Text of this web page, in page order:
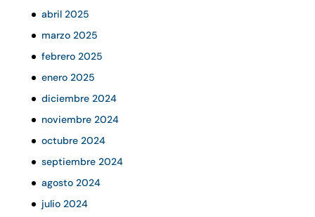
abril 2025
marzo 2025
febrero 2025
enero 2025
diciembre 2024
noviembre 2024
octubre 2024
septiembre 2024
agosto 2024
julio 2024